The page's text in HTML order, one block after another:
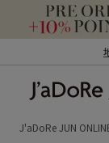
ン オンライン）
J'aDoRe JUN